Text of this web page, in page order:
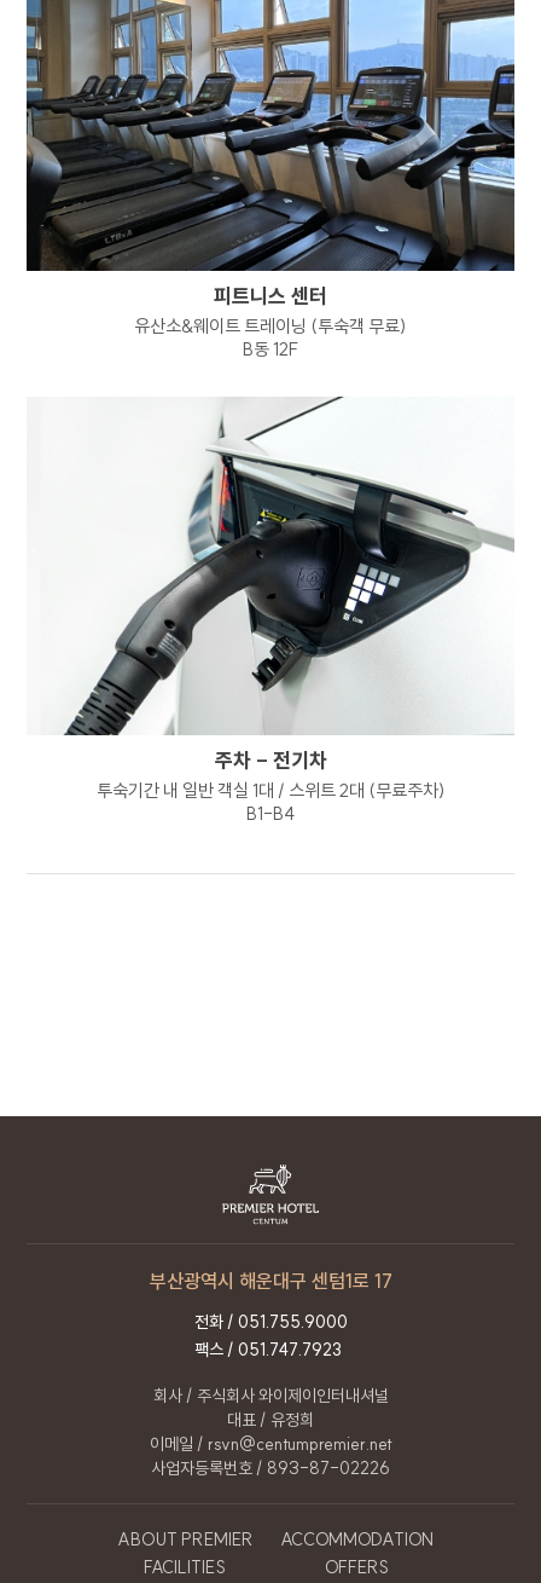
피트니스 센터
유산소&웨이트 트레이닝 (투숙객 무료)
B동 12F
주차 - 전기차
투숙기간 내 일반 객실 1대 / 스위트 2대 (무료주차)
B1-B4
부산광역시 해운대구 센텀1로 17
전화 / 051.755.9000
팩스 / 051.747.7923
회사 / 주식회사 와이제이인터내셔널
대표 / 유정희
이메일 / rsvn@centumpremier.net
사업자등록번호 / 893-87-02226
ABOUT PREMIER
ACCOMMODATION
FACILITIES
OFFERS
개인정보 정정, 삭제 요구권
개인정보 처리정지 요구권
개인정보 수집, 이용 등에 대한 동의 철회
정보주체는 개인정보의 열람/정정/삭제/
처리정지 요구 또는 동의 철회, 파기 요청을
하고자 하는 경우 하단의
개인정보보호책임자에게 요청할 수 있으며
회사는 이에 지체없이 필요한 조치를 취하도록
하겠습니다.
1항 및 2항에 따른 권리 행사는 정보주체 본인이
하여야 하며, 정보주체의 법정대리인이나 위임을
받은 자 등 대리인이 행사하고자 하는 경우
정보주체는 개인정보보호법령 등 관계법령을
위반하여 정보주체 본인 또는 타인의 개인정보를
사용하거나 침해하여서는 아니되며, 정보주체는
본인의 관리 하에 있는 정보를 본인의 책임 하에
관리하여야 합니다.
8. 개인정보 처리방침의 고지 또는 통지 방법
회사는 이용자가 동의한 범위를 벗어나는 목적으로
개인정보를 이용하거나 제3자에게 제공하는 경우
개별적으로 이용자의 추가 동의를 얻도록
하겠습니다. 회사는 타인에게 개인정보의 처리를
위탁하는 경우 홈페이지 개인정보 처리방침을
통하여 사전에 이를 고지하도록 하겠습니다.
내부관리계획의 수립 및 시행 : 회사는
직원은 최소한의 인원으로 구성되며,
절차를 마련하고 있습니다.
회사는 이용자의 개인정보를 보호하고 고충처리를
위하여 개인정보 보호책임자를 정하고 있습니다.
박진진
정보관리보호책임자
051.755.9000
rsvn@centumpremier.net
11. 개인정보 처리방침 변경